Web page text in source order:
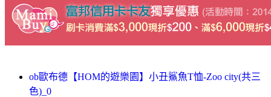
ob歐布德【HOM的遊樂園】小丑鯊魚T恤-Zoo city(共三
色)_0